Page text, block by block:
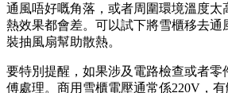
通風唔好嘅角落，或者周圍環境溫度太
熱效果都會差。可以試下將雪櫃移去通
裝抽風扇幫助散熱。
要特別提醒，如果涉及電路檢查或者零
傅處理。商用雪櫃電壓通常係220V，